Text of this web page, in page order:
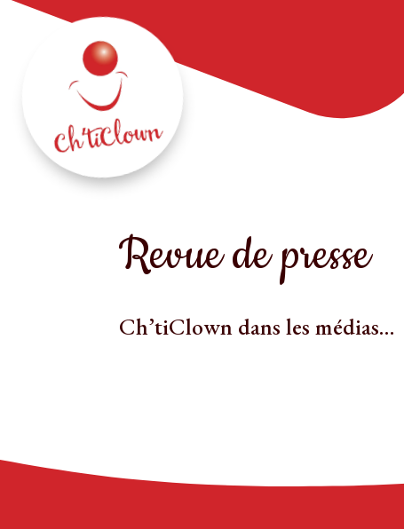
Revue de presse
Ch’tiClown dans les médias…